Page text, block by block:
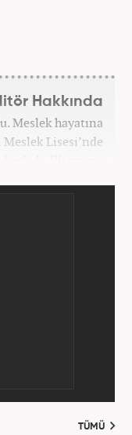
Hakkında
Meslek hayatına
Lisesi’nde
İlk stajını
olarak devam
TÜMÜ